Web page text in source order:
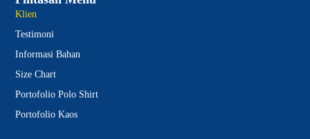
Klien
Testimoni
Informasi Bahan
Size Chart
Portofolio Polo Shirt
Portofolio Kaos